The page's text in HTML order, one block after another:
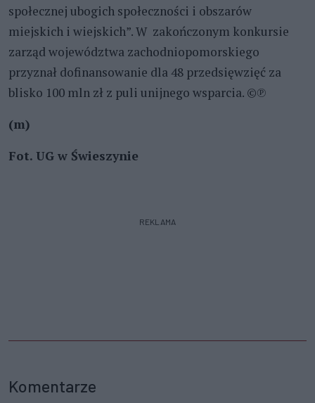
społecznej ubogich społeczności i obszarów
miejskich i wiejskich”. W zakończonym konkursie
zarząd województwa zachodniopomorskiego
przyznał dofinansowanie dla 48 przedsięwzięć za
blisko 100 mln zł z puli unijnego wsparcia. ©℗
(m)
Fot. UG w Świeszynie
REKLAMA
Komentarze